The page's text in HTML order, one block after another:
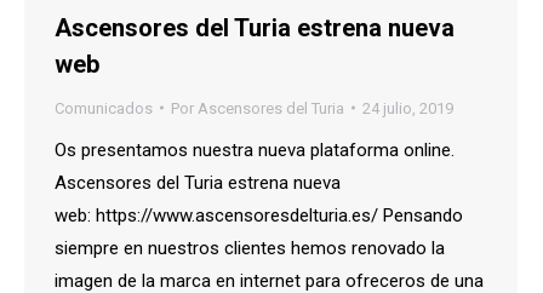
Ascensores del Turia estrena nueva
web
Comunicados Por Ascensores del Turia 24 julio, 2019
Os presentamos nuestra nueva plataforma online.
Ascensores del Turia estrena nueva
web: https://www.ascensoresdelturia.es/ Pensando
siempre en nuestros clientes hemos renovado la
imagen de la marca en internet para ofreceros de una